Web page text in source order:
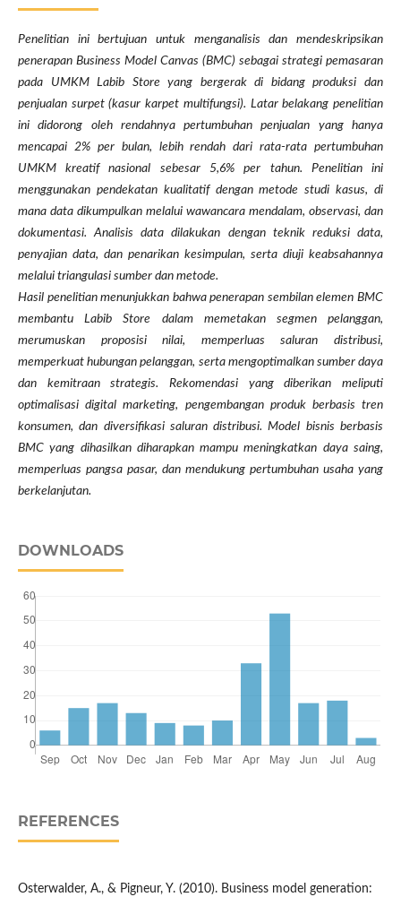
Penelitian ini bertujuan untuk menganalisis dan mendeskripsikan
penerapan Business Model Canvas (BMC) sebagai strategi pemasaran
pada UMKM Labib Store yang bergerak di bidang produksi dan
penjualan surpet (kasur karpet multifungsi). Latar belakang penelitian
ini didorong oleh rendahnya pertumbuhan penjualan yang hanya
mencapai 2% per bulan, lebih rendah dari rata-rata pertumbuhan
UMKM kreatif nasional sebesar 5,6% per tahun. Penelitian ini
menggunakan pendekatan kualitatif dengan metode studi kasus, di
mana data dikumpulkan melalui wawancara mendalam, observasi, dan
dokumentasi. Analisis data dilakukan dengan teknik reduksi data,
penyajian data, dan penarikan kesimpulan, serta diuji keabsahannya
melalui triangulasi sumber dan metode.
Hasil penelitian menunjukkan bahwa penerapan sembilan elemen BMC
membantu Labib Store dalam memetakan segmen pelanggan,
merumuskan proposisi nilai, memperluas saluran distribusi,
memperkuat hubungan pelanggan, serta mengoptimalkan sumber daya
dan kemitraan strategis. Rekomendasi yang diberikan meliputi
optimalisasi digital marketing, pengembangan produk berbasis tren
konsumen, dan diversifikasi saluran distribusi. Model bisnis berbasis
BMC yang dihasilkan diharapkan mampu meningkatkan daya saing,
memperluas pangsa pasar, dan mendukung pertumbuhan usaha yang
berkelanjutan.
DOWNLOADS
REFERENCES
Osterwalder, A., & Pigneur, Y. (2010). Business model generation: